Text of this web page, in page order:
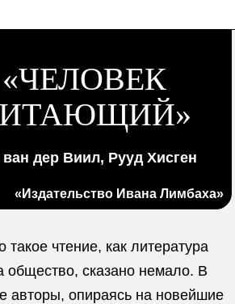
«ЧЕЛОВЕК
дер Виил, Рууд Хисген
«Издательство Ивана Лимбаха»
такое чтение, как литература
общество, сказано немало. В
авторы, опираясь на новейшие